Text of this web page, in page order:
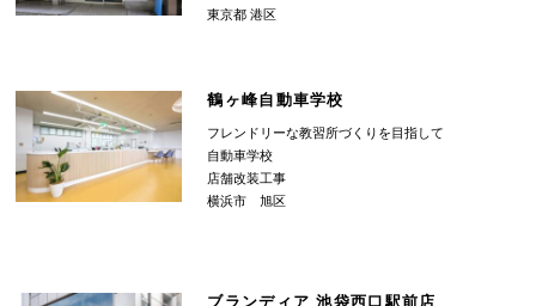
東京都 港区
鶴ヶ峰自動車学校
フレンドリーな教習所づくりを目指して
自動車学校
店舗改装工事
横浜市 旭区
ブランディア 池袋西口駅前店